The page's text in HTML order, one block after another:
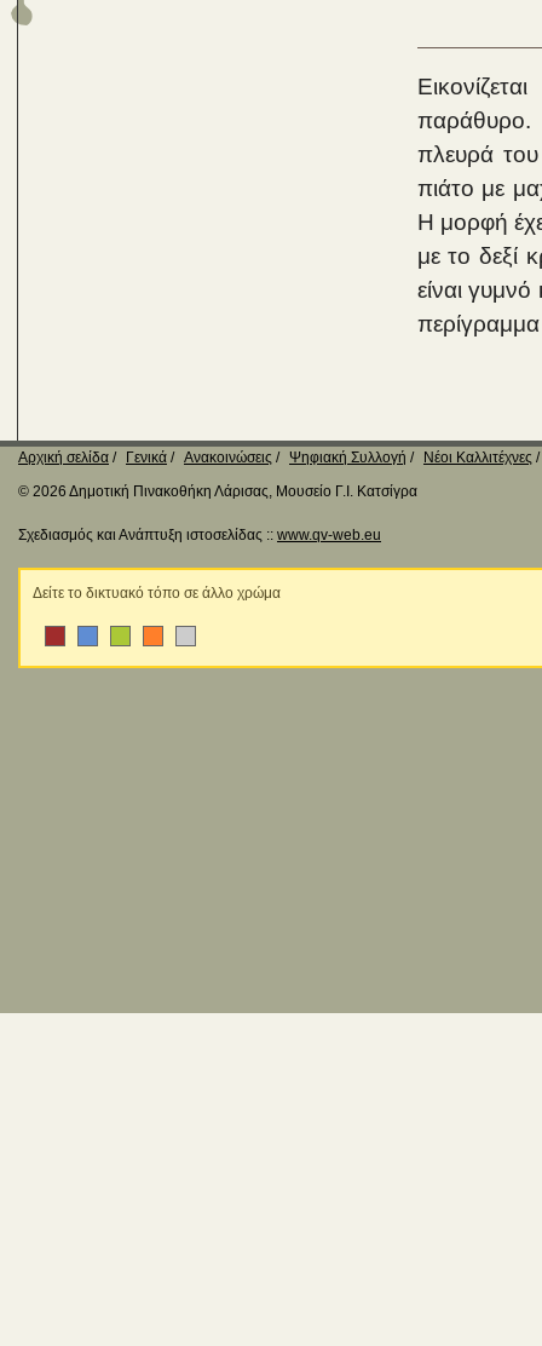
παράθυρο.
πλευρά
πιάτο με
Η μορφή
με το δεξί
είναι
Αρχική σελίδα Γενικά Ανακοινώσεις Ψηφιακή Συλλογή
Νέοι Καλλιτέχνες
© 2026 Δημοτική Πινακοθήκη Λάρισας, Μουσείο Γ.Ι. Κατσίγρα
Σχεδιασμός και Ανάπτυξη ιστοσελίδας :: www.qv-web.eu
Δείτε το δικτυακό τόπο σε άλλο χρώμα